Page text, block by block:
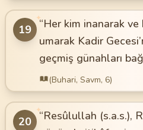
19
✦“Her kim inanarak ve
umarak Kadir
geçmiş günahları
(Buhari, Savm, 6)
20
✦“Resûlullah (s.a.s.),